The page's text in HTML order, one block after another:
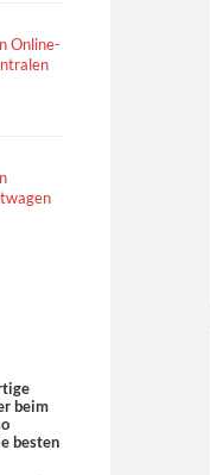
Online-
beim
besten